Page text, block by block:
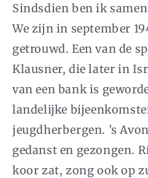
Sindsdien ben ik
We zijn in september
getrouwd. Een van de
Klausner, die later in
van een bank is
landelijke
jeugdherbergen. ’s
gedanst en gezongen.
koor zat, zong ook op